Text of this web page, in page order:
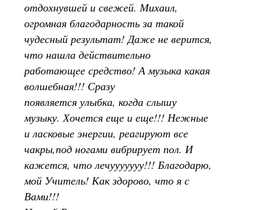
отдохнувшей и свежей. Михаил,
огромная благодарность за такой
чудесный результат! Даже не верится,
что нашла действительно
работающее средство! А музыка какая
волшебная!!! Сразу
появляется улыбка, когда слышу
музыку. Хочется еще и еще!!! Нежные
и ласковые энергии, реагируют все
чакры,под ногами вибрирует пол. И
кажется, что лечууууууу!!! Благодарю,
мой Учитель! Как здорово, что я с
Вами!!!